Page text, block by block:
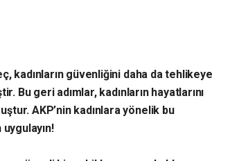
kadınların güvenliğini daha da tehlikeye
Bu geri adımlar, kadınların hayatlarını
AKP’nin kadınlara yönelik bu